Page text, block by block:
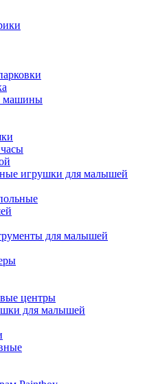
машины
игрушки для малышей
для малышей
центры
для малышей